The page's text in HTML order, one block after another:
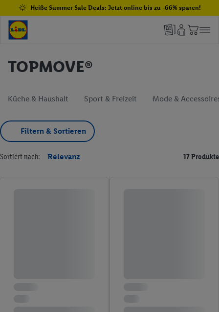
Heiße Summer Sale Deals: Jetzt online bis zu -66% sparen!
TOPMOVE®
Küche & Haushalt Sport & Freizeit Mode &
Filtern & Sortieren
Sortiert nach: Relevanz 17 Produkte